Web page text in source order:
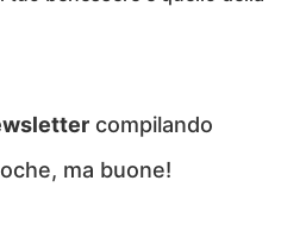
compilando
ma buone!